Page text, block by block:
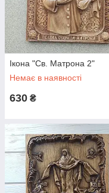
Ікона "Св. Матрона 2"
Немає в наявності
630 ₴